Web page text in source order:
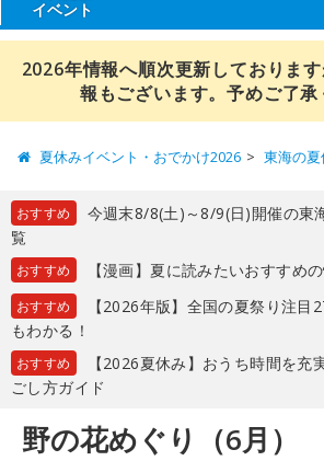
イベント
2026年情報へ順次更新しておりま
報もございます。予めご了承
夏休みイベント・おでかけ2026 東海の
おすすめ
今週末8/8(土)～8/9(日)開催の東
覧
おすすめ 【漫画】夏に読みたいおすすめ
おすすめ
【2026年版】全国の夏祭り注目
もわかる！
おすすめ
【2026夏休み】おうち時間を充
ごし方ガイド
野の花めぐり（6月）